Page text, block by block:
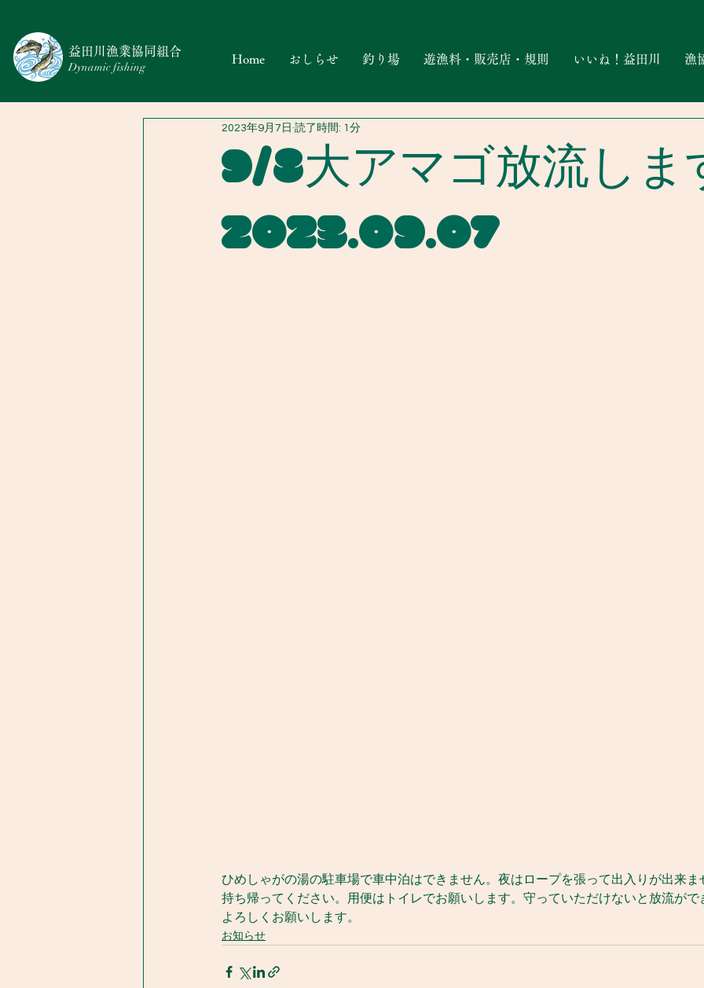
​益田川漁業協同組合
Dynamic fishing
Home おしらせ 釣り場 遊漁料・販売店・規則 いいね！益田川 漁
9/8大アマゴ放流しま
2023.09.07
2023年9月7日 読了時間: 1分
ひめしゃがの湯の駐車場で車中泊はできません。夜はロープを張って出入りが出来ま
持ち帰ってください。用便はトイレでお願いします。守っていただけないと放流がで
よろしくお願いします。
お知らせ